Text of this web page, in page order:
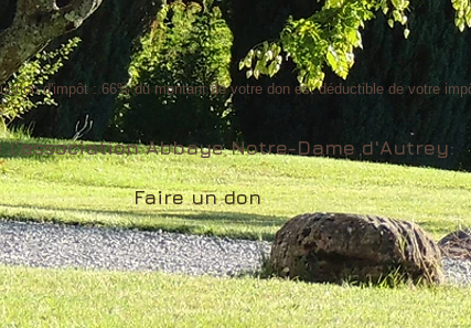
d'impôt : 66% du montant de votre don est déductible de votre
l'association Abbaye Notre-Dame d'Autrey:
Faire un don